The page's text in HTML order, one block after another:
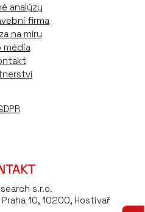
analýzy
firma
na míru
média
s.r.o.
10, 10200, Hostivař